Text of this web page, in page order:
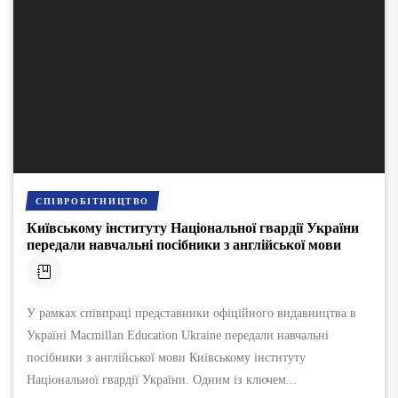
СПІВРОБІТНИЦТВО
Київському інституту Національної гвардії України
передали навчальні посібники з англійської мови
У рамках співпраці представники офіційного видавництва в
Україні Macmillan Education Ukraine передали навчальні
посібники з англійської мови Київському інституту
Національної гвардії України. Одним із ключем...